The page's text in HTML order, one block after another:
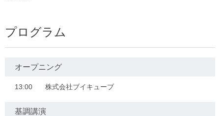
プログラム
オープニング
13:00 株式会社ブイキューブ
基調講演